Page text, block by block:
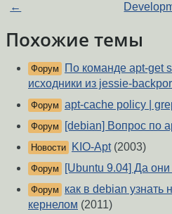
←
Похожие темы
Форум
По команде apt-get
исходники из jessie-
Форум apt-cache policy |
Форум [debian] Вопрос по
Новости KIO-Apt(2003)
Форум [Ubuntu 9.04] Да
Форум
как в debian узнать
кернелом (2011)